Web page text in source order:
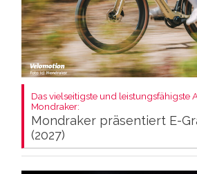
Das vielseitigste und leistungsfähigste
Mondraker:
Mondraker präsentiert E-
(2027)